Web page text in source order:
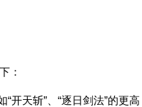
：
开天斩”、“逐日剑法”的更高